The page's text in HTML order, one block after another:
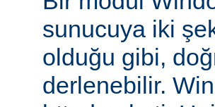
sunucuya iki
olduğu gibi,
derlenebilir.